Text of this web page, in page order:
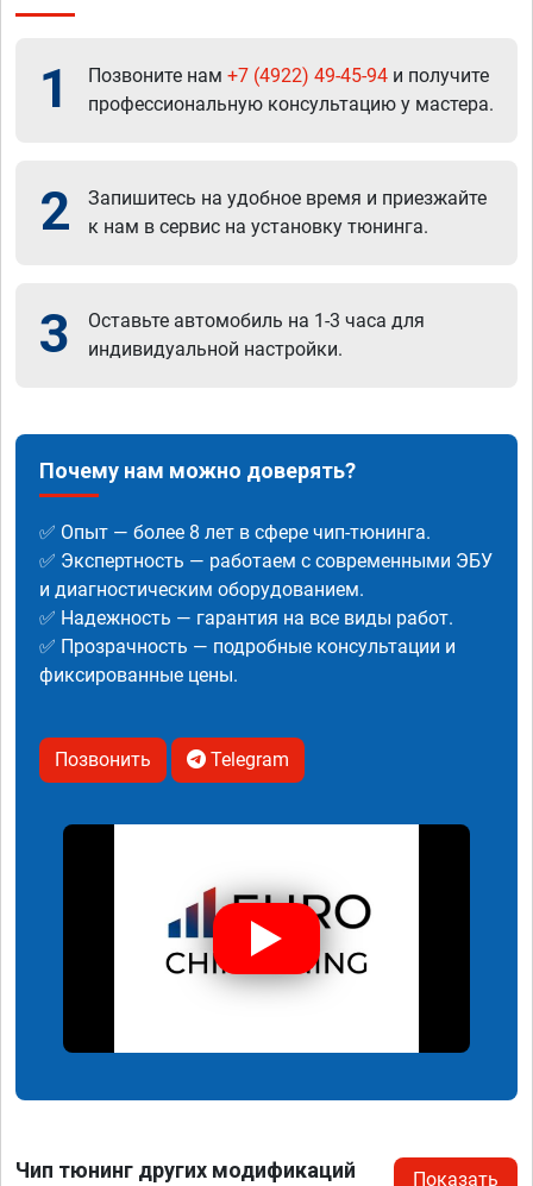
1 Позвоните нам +7 (4922) 49-45-94 и получите
профессиональную консультацию у мастера.
2
Запишитесь на удобное время и приезжайте
к нам в сервис на установку тюнинга.
3
Оставьте автомобиль на 1-3 часа для
индивидуальной настройки.
Почему нам можно доверять?
✅ Опыт — более 8 лет в сфере чип-тюнинга.
✅ Экспертность — работаем с современными ЭБУ
и диагностическим оборудованием.
✅ Надежность — гарантия на все виды работ.
✅ Прозрачность — подробные консультации и
фиксированные цены.
Позвонить Telegram
Чип тюнинг других модификаций
Показать